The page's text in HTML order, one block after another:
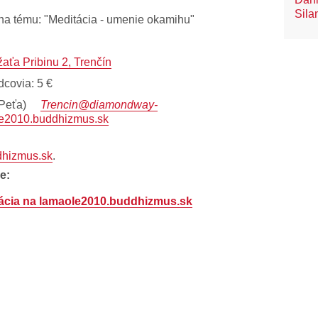
tému: "Meditácia - umenie okamihu"
Pribinu 2, Trenčín
5 €
Trencin@diamondway-
.
na lamaole2010.buddhizmus.sk